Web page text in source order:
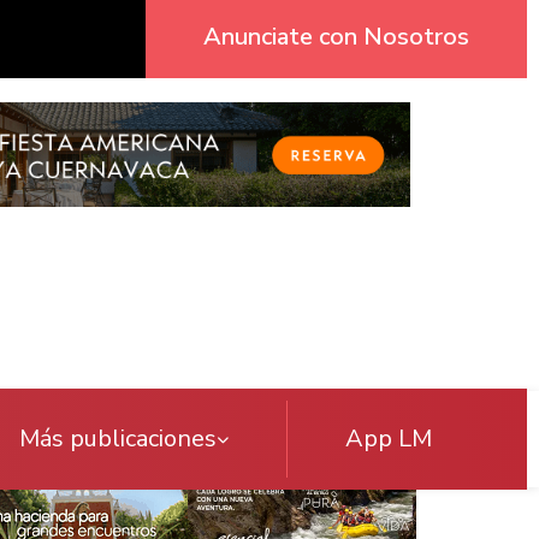
Anunciate con Nosotros
Más publicaciones App LM